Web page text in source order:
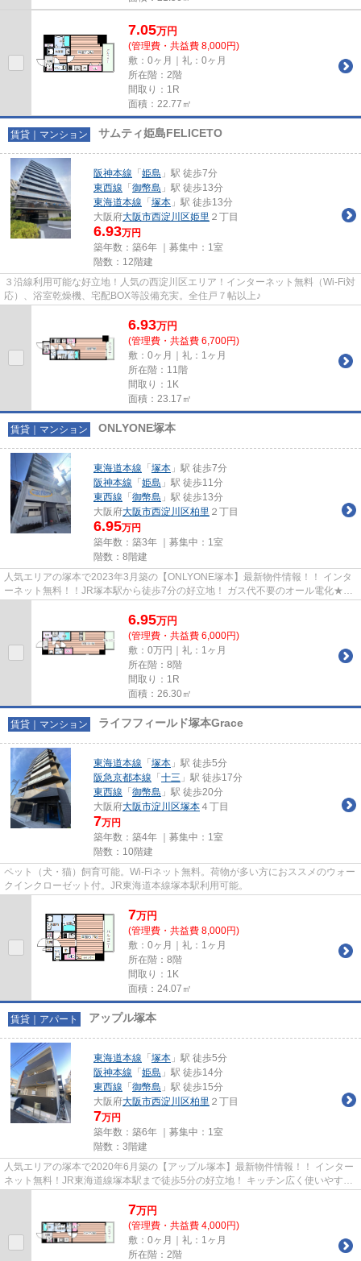
7.05万円
(管理費・共益費 8,000円)
敷：0ヶ月｜礼：0ヶ月
所在階：2階
間取り：1R
面積：22.77㎡
賃貸｜マンション サムティ姫島FELICETO
阪神本線 「 姫島 」駅 徒歩7分
東西線 「 御幣島 」駅 徒歩13分
東海道本線 「 塚本 」駅 徒歩13分
大阪府大阪市西淀川区姫里 ２丁目
6.93万円
築年数：築6年 ｜募集中： 1室
階数：12階建
３沿線利用可能な好立地！人気の西淀川区エリア！インターネット無料（Wi-Fi対
応）、浴室乾燥機、宅配BOX等設備充実。全住戸７帖以上♪
6.93万円
(管理費・共益費 6,700円)
敷：0ヶ月｜礼：1ヶ月
所在階：11階
間取り：1K
面積：23.17㎡
賃貸｜マンション ONLYONE塚本
東海道本線 「 塚本 」駅 徒歩7分
阪神本線 「 姫島 」駅 徒歩11分
東西線 「 御幣島 」駅 徒歩13分
大阪府大阪市西淀川区柏里 ２丁目
6.95万円
築年数：築3年 ｜募集中： 1室
階数：8階建
人気エリアの塚本で2023年3月築の【ONLYONE塚本】最新物件情報！！ インタ
ーネット無料！！JR塚本駅から徒歩7分の好立地！ ガス代不要のオール電化★宅
6.95万円
(管理費・共益費 6,000円)
敷：0万円｜礼：1ヶ月
所在階：8階
間取り：1R
面積：26.30㎡
賃貸｜マンション ライフフィールド塚本Grace
東海道本線 「 塚本 」駅 徒歩5分
阪急京都本線 「 十三 」駅 徒歩17分
東西線 「 御幣島 」駅 徒歩20分
大阪府大阪市淀川区塚本 ４丁目
7万円
築年数：築4年 ｜募集中： 1室
階数：10階建
ペット（犬・猫）飼育可能。Wi-Fiネット無料。荷物が多い方におススメのウォー
クインクローゼット付。JR東海道本線塚本駅利用可能。
7万円
(管理費・共益費 8,000円)
敷：0ヶ月｜礼：1ヶ月
所在階：8階
間取り：1K
面積：24.07㎡
賃貸｜アパート アップル塚本
東海道本線 「 塚本 」駅 徒歩5分
阪神本線 「 姫島 」駅 徒歩14分
東西線 「 御幣島 」駅 徒歩15分
大阪府大阪市西淀川区柏里 ２丁目
7万円
築年数：築6年 ｜募集中： 1室
階数：3階建
人気エリアの塚本で2020年6月築の【アップル塚本】最新物件情報！！ インター
ネット無料！JR東海道線塚本駅まで徒歩5分の好立地！ キッチン広く使いやすい
7万円
(管理費・共益費 4,000円)
敷：0ヶ月｜礼：1ヶ月
所在階：2階